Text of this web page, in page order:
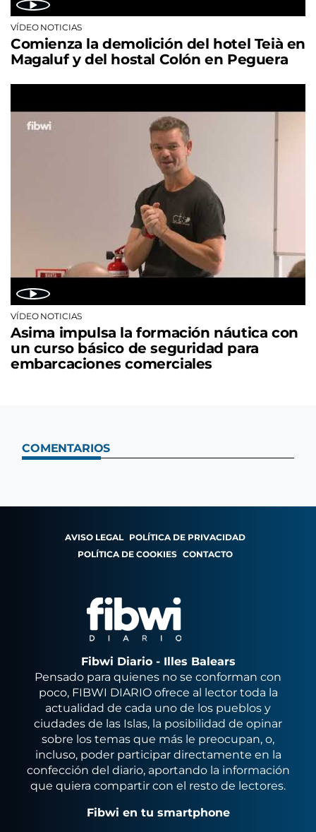
VÍDEO NOTICIAS
Comienza la demolición del hotel Teià en
Magaluf y del hostal Colón en Peguera
VÍDEO NOTICIAS
Asima impulsa la formación náutica con
un curso básico de seguridad para
embarcaciones comerciales
COMENTARIOS
AVISO LEGAL POLÍTICA DE PRIVACIDAD
POLÍTICA DE COOKIES CONTACTO
Fibwi Diario - Illes Balears
Pensado para quienes no se conforman con
poco, FIBWI DIARIO ofrece al lector toda la
actualidad de cada uno de los pueblos y
ciudades de las Islas, la posibilidad de opinar
sobre los temas que más le preocupan, o,
incluso, poder participar directamente en la
confección del diario, aportando la información
que quiera compartir con el resto de lectores.
Fibwi en tu smartphone